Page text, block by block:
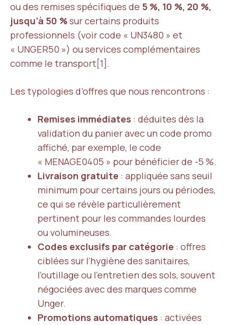
ou des remises spécifiques de 5 %, 10 %, 20 %,
jusqu’à 50 %sur certains produits
professionnels (voir code « UN3480 » et
« UNGER50 ») ou services complémentaires
comme le transport[1].
Les typologies d’offres que nous rencontrons :
Remises immédiates : déduites dès la
validation du panier avec un code promo
affiché, par exemple, le code
« MENAGE0405 » pour bénéficier de -5 %.
Livraison gratuite : appliquée sans seuil
minimum pour certains jours ou périodes,
ce qui se révèle particulièrement
pertinent pour les commandes lourdes
ou volumineuses.
Codes exclusifs par catégorie : offres
ciblées sur l’hygiène des sanitaires,
l’outillage ou l’entretien des sols, souvent
négociées avec des marques comme
Unger.
Promotions automatiques : activées